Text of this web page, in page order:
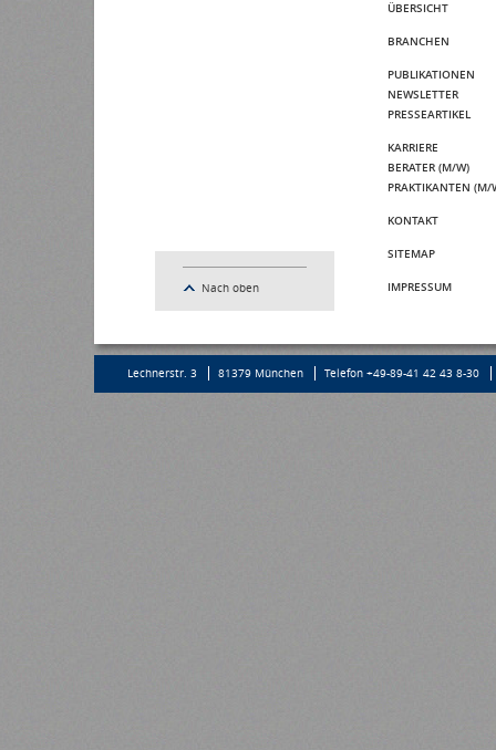
ÜBERSICHT
BRANCHEN
PUBLIKATIONEN
NEWSLETTER
PRESSEARTIKEL
KARRIERE
BERATER (M/W)
PRAKTIKANTEN (M/
KONTAKT
SITEMAP
IMPRESSUM
Nach oben
Lechnerstr. 3 81379 München Telefon +49-89-41 42 43 8-30